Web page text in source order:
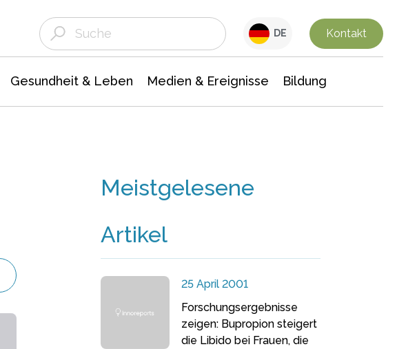
DE Kontakt
Gesundheit & Leben Medien & Ereignisse Bildung
Meistgelesene
Artikel
25 April 2001
Forschungsergebnisse
zeigen: Bupropion steigert
die Libido bei Frauen, die